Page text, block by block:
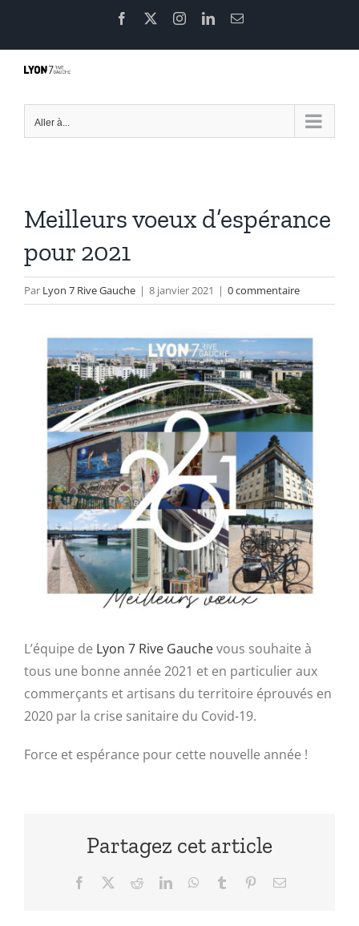
contenu
Facebook InstagramLinkedInEmail
Aller à...
Meilleurs voeux d’espérance
pour 2021
Par Lyon 7 Rive Gauche | 8 janvier 2021 | 0 commentaire
L’équipe de Lyon 7 Rive Gauchevous souhaite à
tous une bonne année 2021 et en particulier aux
commerçants et artisans du territoire éprouvés en
2020 par la crise sanitaire du Covid-19.
Force et espérance pour cette nouvelle année !
Partagez cet article
Facebook RedditLinkedInWhatsApp
Tumblr PinterestEmail